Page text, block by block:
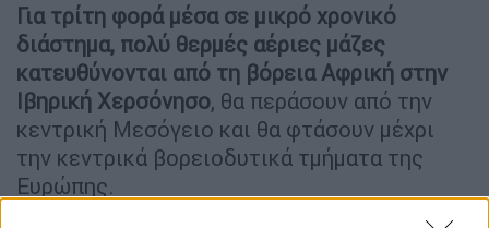
Για τρίτη φορά μέσα σε μικρό χρονικό
διάστημα, πολύ θερμές αέριες μάζες
κατευθύνονται από τη βόρεια Αφρική στην
Ιβηρική Χερσόνησο, θα περάσουν από την
κεντρική Μεσόγειο και θα φτάσουν μέχρι
την κεντρικά βορειοδυτικά τμήματα της
Ευρώπης.